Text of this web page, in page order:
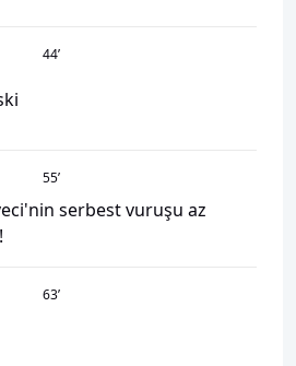
44’
55’
serbest vuruşu az
63’